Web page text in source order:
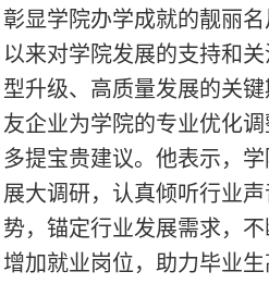
彰显学院办学成就的靓丽
以来对学院发展的支持和
型升级、高质量发展的关
友企业为学院的专业优化
多提宝贵建议。他表示，
展大调研，认真倾听行业
势，锚定行业发展需求，
增加就业岗位，助力毕业生